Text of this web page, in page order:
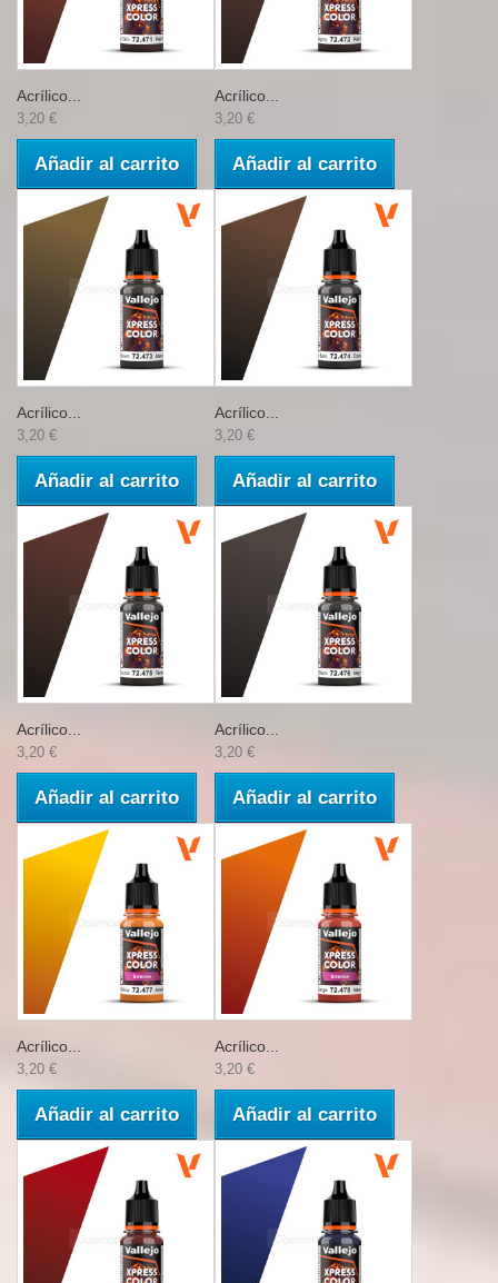
Acrílico...
3,20 €
Añadir al carrito
Acrílico...
3,20 €
Añadir al carrito
Acrílico...
3,20 €
Añadir al carrito
Acrílico...
3,20 €
Añadir al carrito
Acrílico...
3,20 €
Añadir al carrito
Acrílico...
3,20 €
Añadir al carrito
Acrílico...
3,20 €
Añadir al carrito
Acrílico...
3,20 €
Añadir al carrito